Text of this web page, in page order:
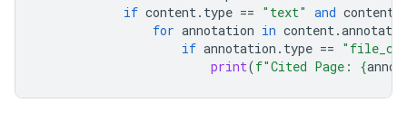
if content. type == "text" and content
for annotation in content.
if annotation . type ==
print(f"Cited Page: {